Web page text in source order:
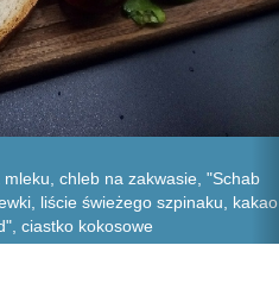
mleku, chleb na zakwasie, "Schab
liście świeżego szpinaku, kakao
ciastko kokosowe